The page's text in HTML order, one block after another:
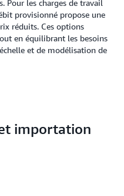
Pour les charges de travail
provisionné propose une
réduits. Ces options
en équilibrant les besoins
et de modélisation de
importation